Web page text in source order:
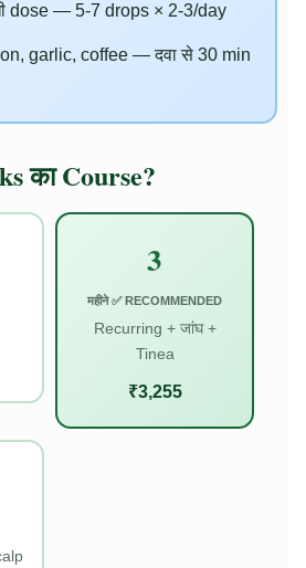
dose — 5-7 drops × 2-3/day
garlic, coffee — दवा से 30 min
का Course?
3
महीने ✅ RECOMMENDED
Recurring + जांघ +
Tinea
₹3,255